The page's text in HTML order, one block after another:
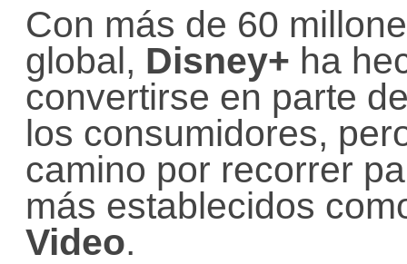
Con más de 60
global, Disney+ ha
convertirse en parte
los consumidores,
camino por recorrer
más establecidos
Video.